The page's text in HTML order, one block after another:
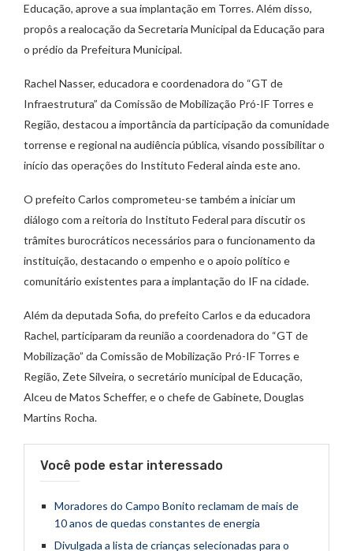
Educação, aprove a sua implantação em Torres. Além disso,
propôs a realocação da Secretaria Municipal da Educação para
o prédio da Prefeitura Municipal.
Rachel Nasser, educadora e coordenadora do “GT de
Infraestrutura” da Comissão de Mobilização Pró-IF Torres e
Região, destacou a importância da participação da comunidade
torrense e regional na audiência pública, visando possibilitar o
início das operações do Instituto Federal ainda este ano.
O prefeito Carlos comprometeu-se também a iniciar um
diálogo com a reitoria do Instituto Federal para discutir os
trâmites burocráticos necessários para o funcionamento da
instituição, destacando o empenho e o apoio político e
comunitário existentes para a implantação do IF na cidade.
Além da deputada Sofia, do prefeito Carlos e da educadora
Rachel, participaram da reunião a coordenadora do “GT de
Mobilização” da Comissão de Mobilização Pró-IF Torres e
Região, Zete Silveira, o secretário municipal de Educação,
Alceu de Matos Scheffer, e o chefe de Gabinete, Douglas
Martins Rocha.
Você pode estar interessado
Moradores do Campo Bonito reclamam de mais de
10 anos de quedas constantes de energia
Divulgada a lista de crianças selecionadas para o